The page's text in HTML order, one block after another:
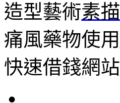
造型藝術素描
痛風藥物使用
快速借錢網站